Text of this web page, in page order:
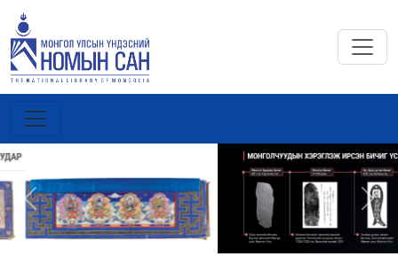
Previous Next